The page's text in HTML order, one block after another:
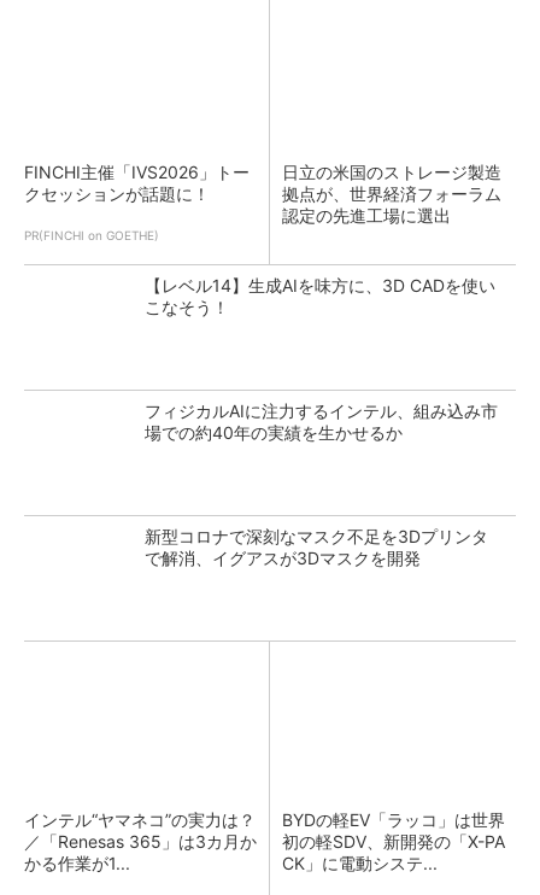
FINCHI主催「IVS2026」トー
クセッションが話題に！
PR(FINCHI on GOETHE)
日立の米国のストレージ製造
拠点が、世界経済フォーラム
認定の先進工場に選出
【レベル14】生成AIを味方に、3D CADを使い
こなそう！
フィジカルAIに注力するインテル、組み込み市
場での約40年の実績を生かせるか
新型コロナで深刻なマスク不足を3Dプリンタ
で解消、イグアスが3Dマスクを開発
インテル“ヤマネコ”の実力は？
／「Renesas 365」は3カ月か
かる作業が1...
BYDの軽EV「ラッコ」は世界
初の軽SDV、新開発の「X-PA
CK」に電動システ...